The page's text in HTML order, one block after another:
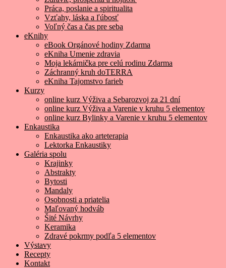
Práca, poslanie a spiritualita
Vzťahy, láska a ľúbosť
Voľný čas a čas pre seba
eKnihy
eBook Orgánové hodiny Zdarma
eKniha Umenie zdravia
Moja lekárnička pre celú rodinu Zdarma
Záchranný kruh doTERRA
eKniha Tajomstvo farieb
Kurzy
online kurz Výživa a Sebarozvoj za 21 dní
online kurz Výživa a Varenie v kruhu 5 elementov
online kurz Bylinky a Varenie v kruhu 5 elementov
Enkaustika
Enkaustika ako arteterapia
Lektorka Enkaustiky
Galéria spolu
Krajinky
Abstrakty
Bytosti
Mandaly
Osobnosti a priatelia
Maľovaný hodváb
Šité Návrhy
Keramika
Zdravé pokrmy podľa 5 elementov
Výstavy
Recepty
Kontakt